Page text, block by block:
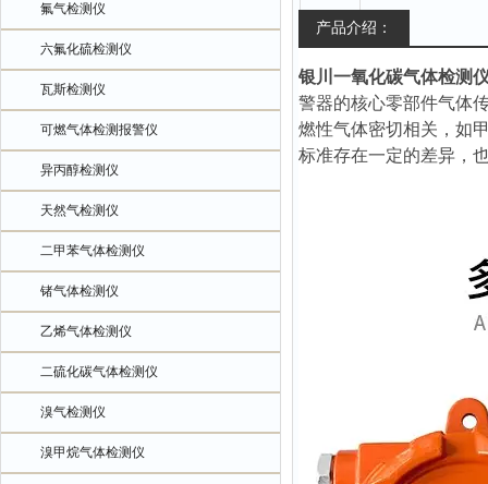
氟气检测仪
六氟化硫检测仪
瓦斯检测仪
可燃气体检测报警仪
异丙醇检测仪
天然气检测仪
二甲苯气体检测仪
锗气体检测仪
乙烯气体检测仪
二硫化碳气体检测仪
溴气检测仪
溴甲烷气体检测仪
产品介绍：
银川一氧化碳气体检测
警器的核心零部件气体
燃性气体密切相关，如
标准存在一定的差异，